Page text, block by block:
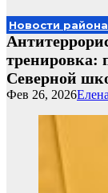
Новости района
тренировка:
Северной
Фев 26, 2026